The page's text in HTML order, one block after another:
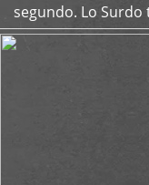
segundo. Lo